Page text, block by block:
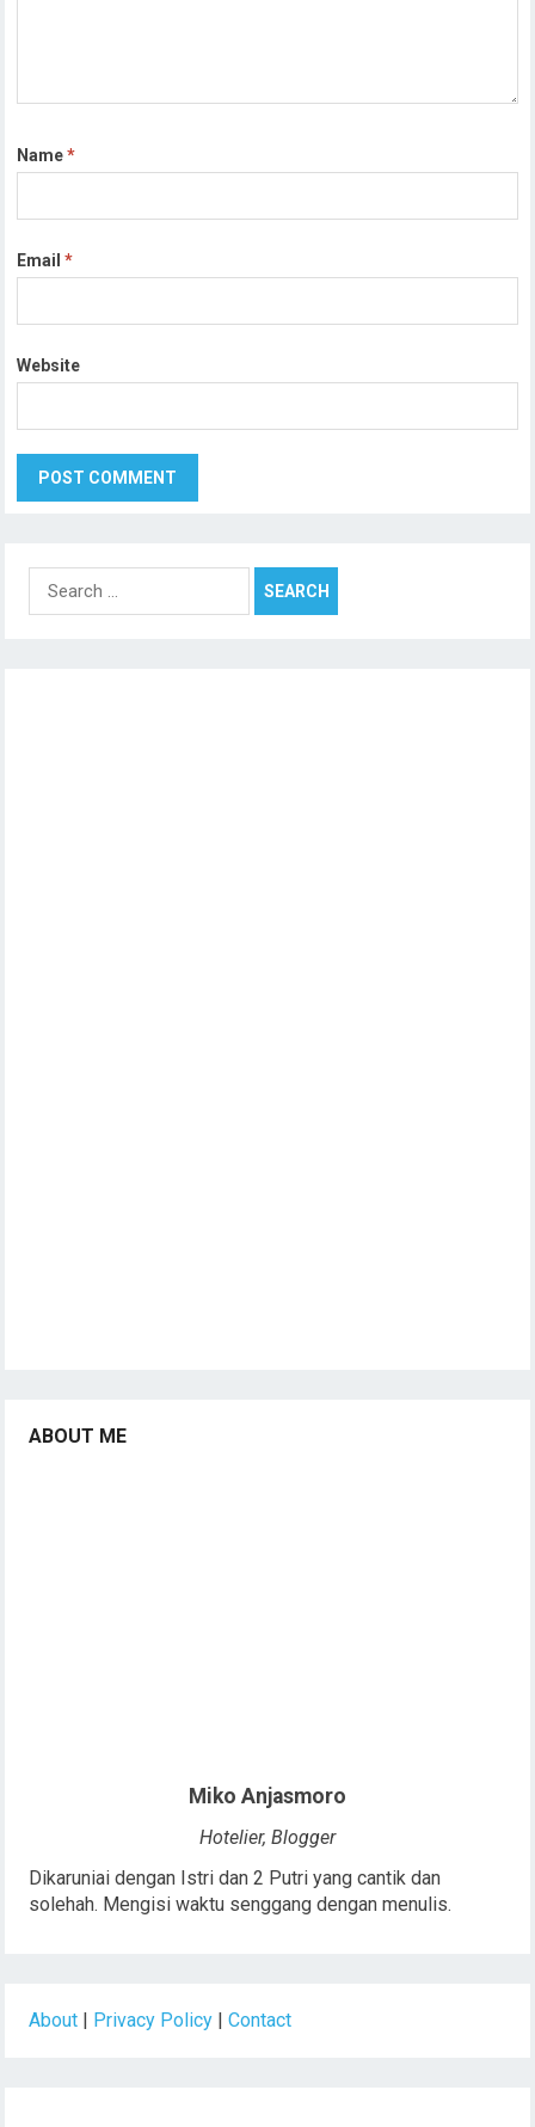
Name*
Email*
Website
for:
ABOUT ME
Miko Anjasmoro
Hotelier, Blogger
Dikaruniai dengan Istri dan 2 Putri yang cantik dan
solehah. Mengisi waktu senggang dengan menulis.
About | Privacy Policy |Contact